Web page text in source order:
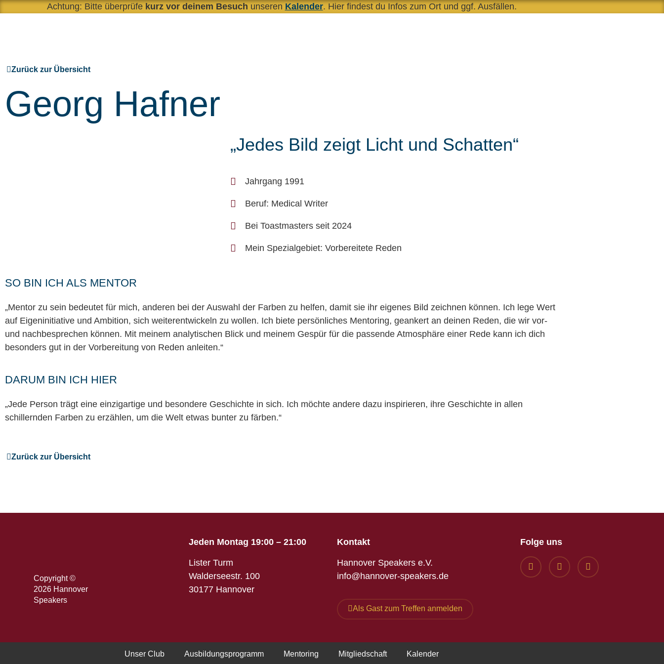
Achtung: Bitte überprüfe kurz vor deinem Besuch unseren Kalender. Hier findest du Infos zum Ort und ggf. Ausfällen.
Zurück zur Übersicht
Georg Hafner
„Jedes Bild zeigt Licht und Schatten“
Jahrgang 1991
Beruf: Medical Writer
Bei Toastmasters seit 2024
Mein Spezialgebiet: Vorbereitete Reden
SO BIN ICH ALS MENTOR
„Mentor zu sein bedeutet für mich, anderen bei der Auswahl der Farben zu helfen, damit sie ihr eigenes Bild zeichnen können. Ich lege Wert
auf Eigeninitiative und Ambition, sich weiterentwickeln zu wollen. Ich biete persönliches Mentoring, geankert an deinen Reden, die wir vor-
und nachbesprechen können. Mit meinem analytischen Blick und meinem Gespür für die passende Atmosphäre einer Rede kann ich dich
besonders gut in der Vorbereitung von Reden anleiten.“
DARUM BIN ICH HIER
„Jede Person trägt eine einzigartige und besondere Geschichte in sich. Ich möchte andere dazu inspirieren, ihre Geschichte in allen
schillernden Farben zu erzählen, um die Welt etwas bunter zu färben.“
Zurück zur Übersicht
Copyright ©
2026 Hannover
Speakers
Jeden Montag 19:00 – 21:00
Lister Turm
Walderseestr. 100
30177 Hannover
Kontakt
Hannover Speakers e.V.
info@hannover-speakers.de
Als Gast zum Treffen anmelden
Folge uns
Unser Club Ausbildungsprogramm Mentoring Mitgliedschaft Kalender